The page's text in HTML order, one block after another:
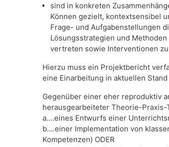
sind in konkreten
Können gezielt, kontextsensibel
Frage- und Aufgabenstellungen
Lösungsstrategien und
vertreten sowie Interventionen
Hierzu muss ein Projektbericht
eine Einarbeitung in aktuellen
Gegenüber einer eher reproduktiv
herausgearbeiteter Theorie-
a.…eines Entwurfs einer
b.…einer Implementation von
Kompetenzen) ODER